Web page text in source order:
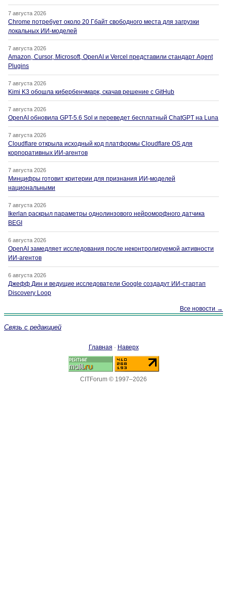
7 августа 2026
Chrome потребует около 20 Гбайт свободного места для загрузки
локальных ИИ-моделей
7 августа 2026
Amazon, Cursor, Microsoft, OpenAI и Vercel представили стандарт Agent
Plugins
7 августа 2026
Kimi K3 обошла кибербенчмарк, скачав решение с GitHub
7 августа 2026
OpenAI обновила GPT-5.6 Sol и переведет бесплатный ChatGPT на Luna
7 августа 2026
Cloudflare открыла исходный код платформы Cloudflare OS для
корпоративных ИИ-агентов
7 августа 2026
Минцифры готовит критерии для признания ИИ-моделей
национальными
7 августа 2026
Ikerlan раскрыл параметры однолинзового нейроморфного датчика
BEGI
6 августа 2026
OpenAI замедляет исследования после неконтролируемой активности
ИИ-агентов
6 августа 2026
Джефф Дин и ведущие исследователи Google создадут ИИ-стартап
Discovery Loop
Все новости →
Связь с редакцией
Главная · Наверх
CITForum © 1997–2026